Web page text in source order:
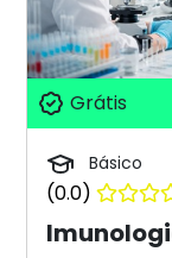
Grátis
Básico
(0.0)